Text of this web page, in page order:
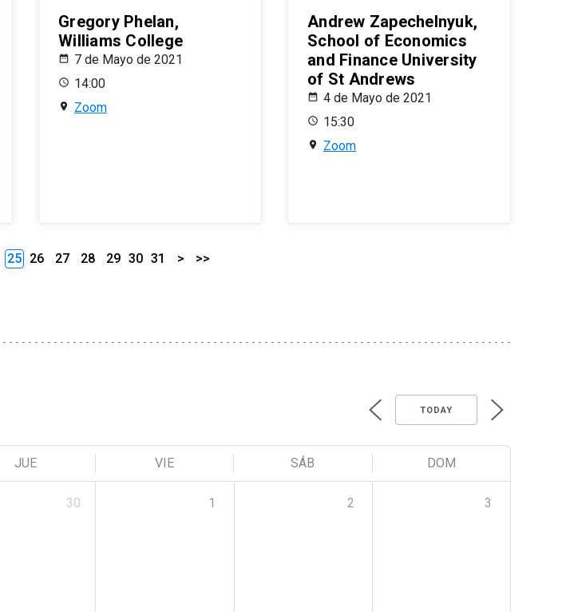
Gregory Phelan,
Williams College
7 de Mayo de 2021
14:00
Zoom
Andrew Zapechelnyuk,
School of Economics
and Finance University
of St Andrews
4 de Mayo de 2021
15:30
Zoom
25 26 27 28 29 30 31 > >>
TODAY
JUE VIE SÁB DOM
30 1 2 3